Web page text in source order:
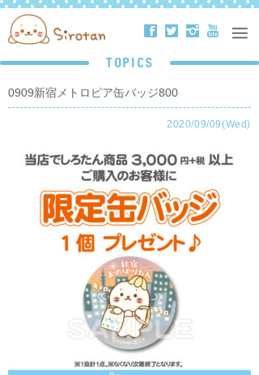
ä å ë ð
TOPICS
0909新宿メトロピア缶バッジ800
2020/09/09(Wed)